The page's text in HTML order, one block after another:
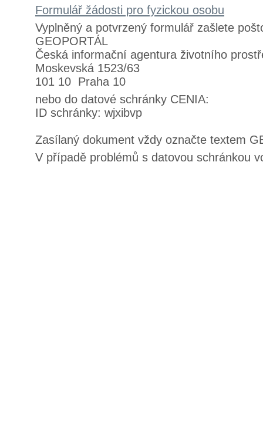
Formulář žádosti pro fyzickou osobu
Vyplněný a potvrzený formulář zašlete
GEOPORTÁL
Česká informační agentura životního
Moskevská 1523/63
101 10 Praha 10
nebo do datové schránky CENIA:
ID schránky: wjxibvp
Zasílaný dokument vždy označte textem
V případě problémů s datovou schránkou